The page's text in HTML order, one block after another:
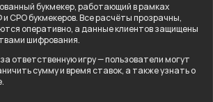
букмекер, работающий в рамках
СРО букмекеров. Все расчёты прозрачны,
оперативно, а данные клиентов защищены
шифрования.
ответственную игру — пользователи могут
сумму и время ставок, а также узнать о